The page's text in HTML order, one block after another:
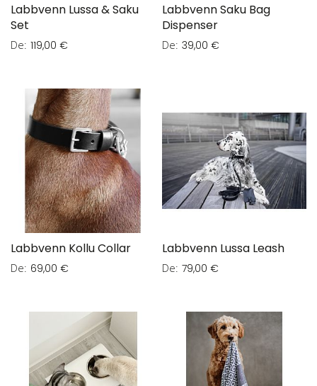
Labbvenn Lussa & Saku
Set
De 119,00 €
Labbvenn Saku Bag
Dispenser
De 39,00 €
Labbvenn Kollu Collar
De 69,00 €
Labbvenn Lussa Leash
De 79,00 €